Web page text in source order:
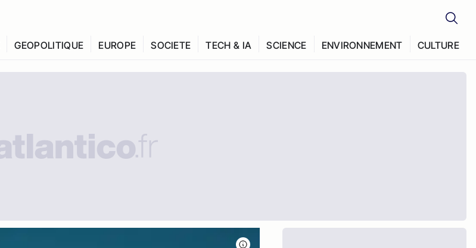
GEOPOLITIQUE EUROPE SOCIETE TECH & IA SCIENCE ENVIRONNEMENT CULTURE